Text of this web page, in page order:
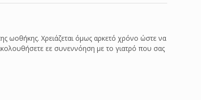
ωοθήκης. Χρειάζεται όμως αρκετό χρόνο ώστε να
εε συνεννόηση με το γιατρό που σας